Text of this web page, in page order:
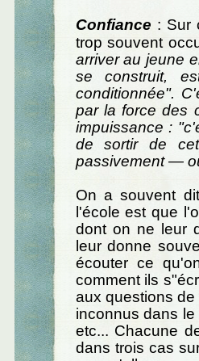
Confiance : Sur
trop souvent
arriver au jeune
se construit,
conditionnée".
par la force des
impuissance :
de sortir de
passivement —
On a souvent
l'école est que
dont on ne leur
leur donne
écouter ce
comment ils
aux questions
inconnus dans
etc... Chacune
dans trois cas